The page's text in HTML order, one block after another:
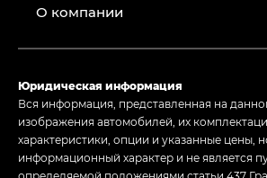
О компании
Юридическая информация
Вся информация, представленная на
изображения автомобилей, их
характеристики, опции и указанные цены,
информационный характер и не является
определяемой положениями статьи 437